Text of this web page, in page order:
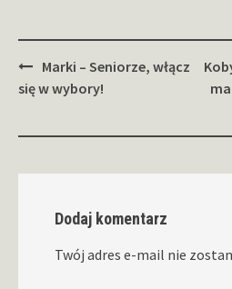
Zobacz
wpisy
Marki – Seniorze, włącz
się w wybory!
Dodaj komentarz
Twój adres e-mail nie